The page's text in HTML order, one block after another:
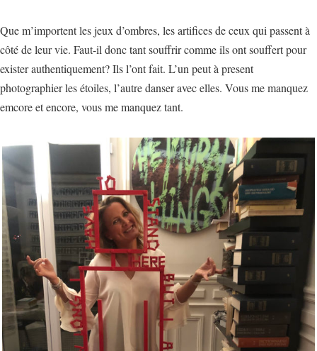
Que m’importent les jeux d’ombres, les artifices de ceux qui passent à
côté de leur vie. Faut-il donc tant souffrir comme ils ont souffert pour
exister authentiquement? Ils l’ont fait. L’un peut à present
photographier les étoiles, l’autre danser avec elles. Vous me manquez
emcore et encore, vous me manquez tant.